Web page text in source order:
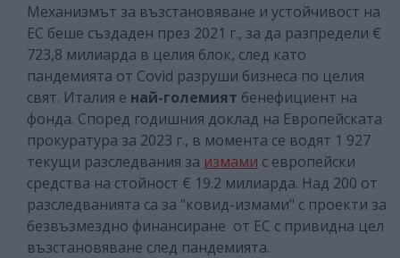
Механизмът за възстановяване и устойчивост на
ЕС беше създаден през 2021 г., за да разпредели €
723,8 милиарда в целия блок, след като
пандемията от Covid разруши бизнеса по целия
свят. Италия е най-големият бенефициент на
фонда. Според годишния доклад на Европейската
прокуратура за 2023 г., в момента се водят 1 927
текущи разследвания за измами с европейски
средства на стойност € 19.2 милиарда. Над 200 от
разследванията са за "ковид-измами" с проекти за
безвъзмездно финансиране от ЕС с привидна цел
възстановяване след пандемията.